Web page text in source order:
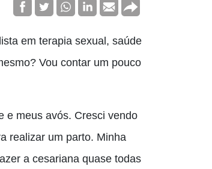
em terapia sexual, saúde
Vou contar um pouco
e meus avós. Cresci vendo
realizar um parto. Minha
a cesariana quase todas